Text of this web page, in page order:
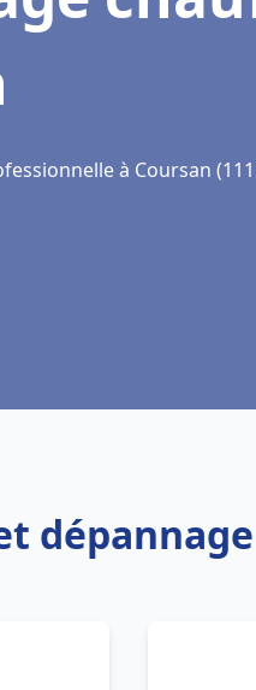
à Coursan